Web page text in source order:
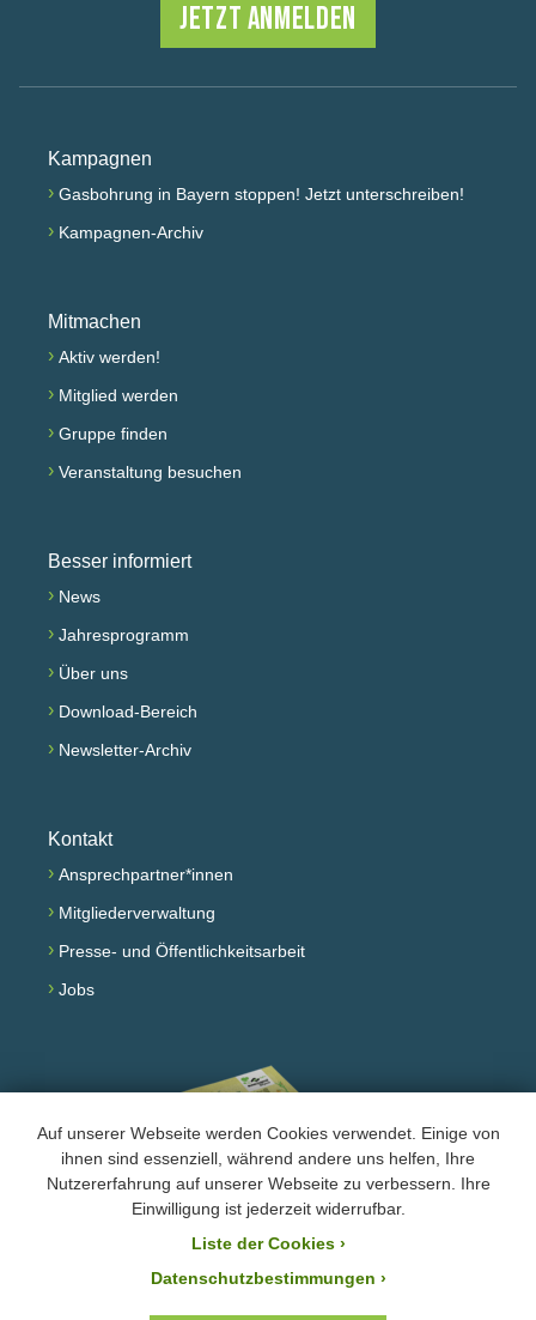
Auf unserer Webseite werden Cookies verwendet. Einige von
ihnen sind essenziell, während andere uns helfen, Ihre
Nutzererfahrung auf unserer Webseite zu verbessern. Ihre
Einwilligung ist jederzeit widerrufbar.
Liste der Cookies ›
Datenschutzbestimmungen ›
JETZT ANMELDEN
Kampagnen
› Gasbohrung in Bayern stoppen! Jetzt unterschreiben!
› Kampagnen-Archiv
Mitmachen
› Aktiv werden!
› Mitglied werden
› Gruppe finden
› Veranstaltung besuchen
Besser informiert
› News
› Jahresprogramm
› Über uns
› Download-Bereich
› Newsletter-Archiv
Kontakt
› Ansprechpartner*innen
› Mitgliederverwaltung
› Presse- und Öffentlichkeitsarbeit
› Jobs
›Impressum und Datenschutz